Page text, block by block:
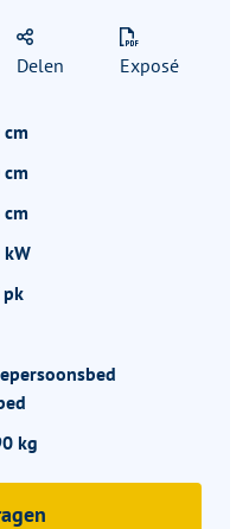
Delen Exposé
kW
pk
kg